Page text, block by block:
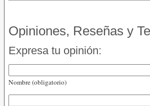
Opiniones, Reseñas y
Expresa tu opinión:
Nombre (obligatorio)